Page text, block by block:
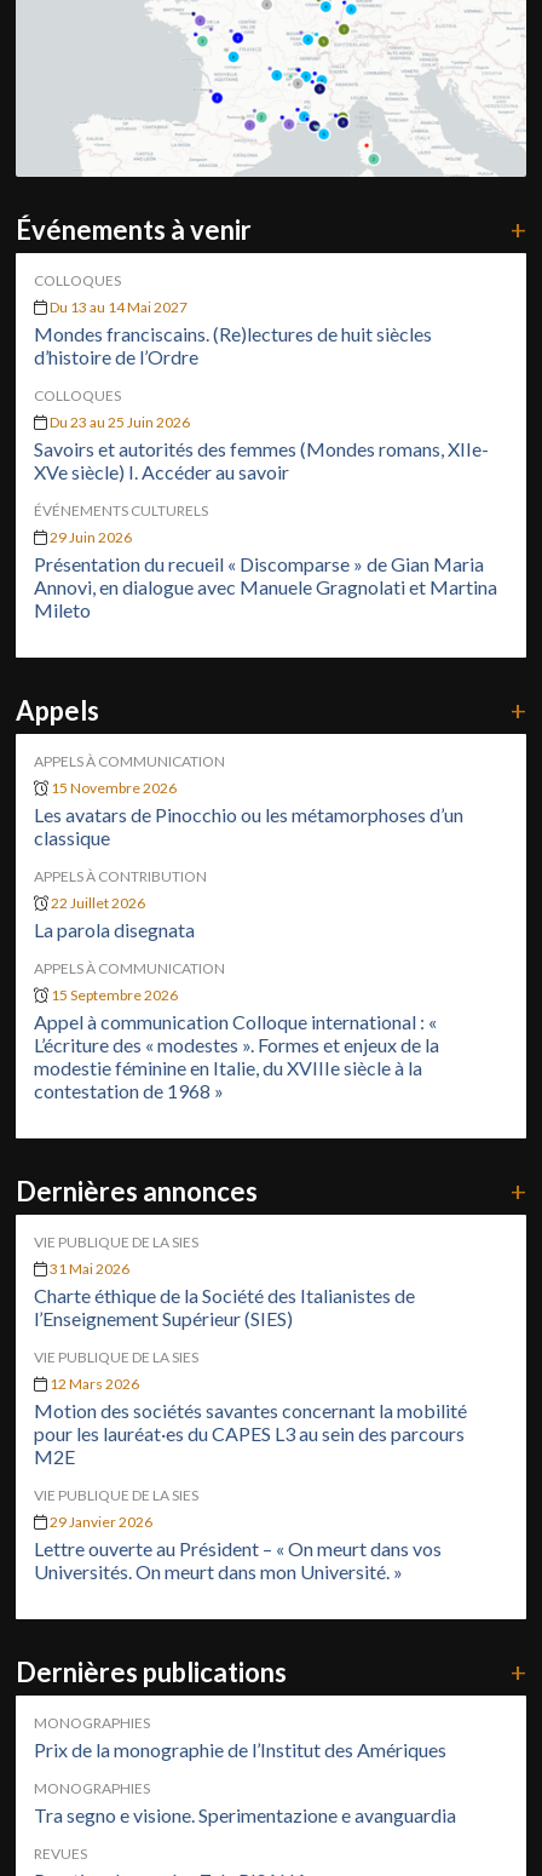
Événements à venir +
COLLOQUES
Du 13 au 14 Mai 2027
Mondes franciscains. (Re)lectures de huit siècles
d’histoire de l’Ordre
COLLOQUES
Du 23 au 25 Juin 2026
Savoirs et autorités des femmes (Mondes romans, XIIe-
XVe siècle) I. Accéder au savoir
ÉVÉNEMENTS CULTURELS
29 Juin 2026
Présentation du recueil « Discomparse » de Gian Maria
Annovi, en dialogue avec Manuele Gragnolati et Martina
Mileto
Appels +
APPELS À COMMUNICATION
15 Novembre 2026
Les avatars de Pinocchio ou les métamorphoses d’un
classique
APPELS À CONTRIBUTION
22 Juillet 2026
La parola disegnata
APPELS À COMMUNICATION
15 Septembre 2026
Appel à communication Colloque international : «
L’écriture des « modestes ». Formes et enjeux de la
modestie féminine en Italie, du XVIIIe siècle à la
contestation de 1968 »
Dernières annonces +
VIE PUBLIQUE DE LA SIES
31 Mai 2026
Charte éthique de la Société des Italianistes de
l’Enseignement Supérieur (SIES)
VIE PUBLIQUE DE LA SIES
12 Mars 2026
Motion des sociétés savantes concernant la mobilité
pour les lauréat·es du CAPES L3 au sein des parcours
M2E
VIE PUBLIQUE DE LA SIES
29 Janvier 2026
Lettre ouverte au Président – « On meurt dans vos
Universités. On meurt dans mon Université. »
Dernières publications +
MONOGRAPHIES
Prix de la monographie de l’Institut des Amériques
MONOGRAPHIES
Tra segno e visione. Sperimentazione e avanguardia
REVUES